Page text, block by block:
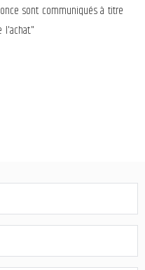
sont communiqués à titre